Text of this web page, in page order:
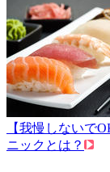
【我慢しないで
ニックとは？